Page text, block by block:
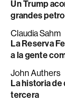
Un Trump
grandes
Claudia Sahm
La Reserva
a la gente
John Authers
La historia de
tercera